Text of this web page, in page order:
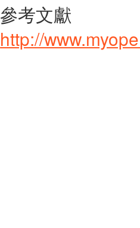
參考文獻
http://